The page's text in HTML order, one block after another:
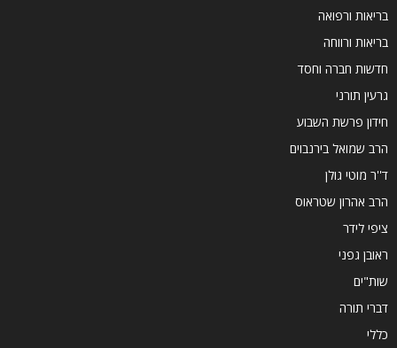
בריאות ורפואה
בריאות ורווחה
חדשות חברה וחסד
גרעין תורני
חידון פרשת השבוע
הרב שמואל בירנבוים
ד''ר מוטי גולן
הרב אהרון שטראוס
ציפי לידר
ראובן גפני
שות"ים
דברי תורה
כללי